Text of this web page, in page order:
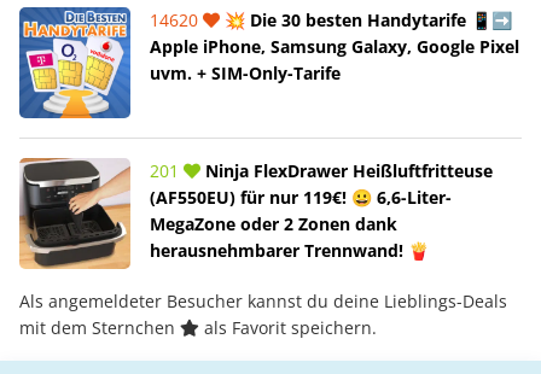
14620
💥 Die 30 besten Handytarife 📱➡️
Apple iPhone, Samsung Galaxy, Google Pixel
uvm. + SIM-Only-Tarife
201
Ninja FlexDrawer Heißluftfritteuse
(AF550EU) für nur 119€! 😀 6,6-Liter-
MegaZone oder 2 Zonen dank
herausnehmbarer Trennwand! 🍟
Als angemeldeter Besucher kannst du deine Lieblings-Deals
mit dem Sternchen
als Favorit speichern.